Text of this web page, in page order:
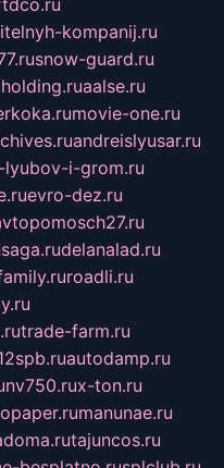
kompanij.ru
snow-guard.ru
aalse.ru
movie-one.ru
andreislyusar.ru
i-grom.ru
evro-dez.ru
delanalad.ru
roadli.ru
trade-farm.ru
autodamp.ru
nv750.rux-ton.ru
manunae.ru
tajuncos.ru